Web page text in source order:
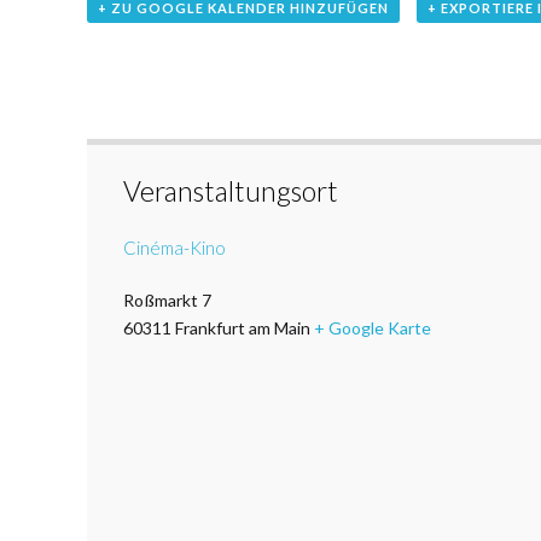
+ ZU GOOGLE KALENDER HINZUFÜGEN + EXPORTIERE
Veranstaltungsort
Cinéma-Kino
Roßmarkt 7
60311 Frankfurt am Main + Google Karte